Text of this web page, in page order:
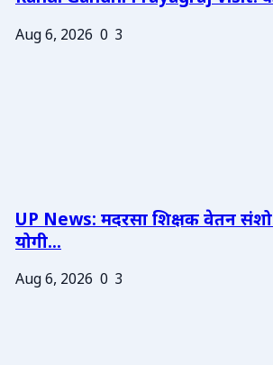
Aug 6, 2026 0 3
UP News: मदरसा शिक्षक वेतन
योगी...
Aug 6, 2026 0 3